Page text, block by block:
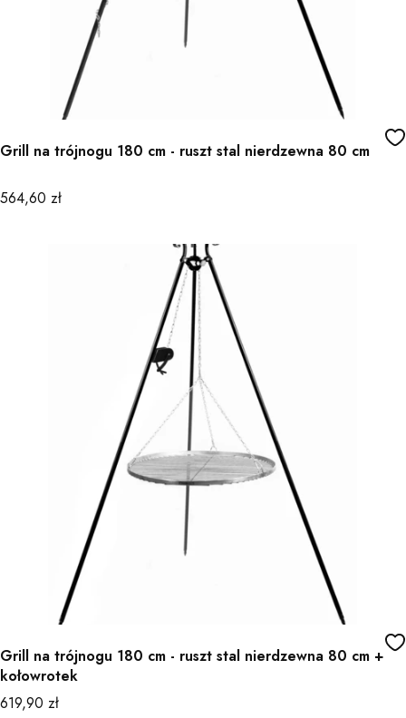
Grill na trójnogu 180 cm - ruszt stal nierdzewna 80 cm
Cena
564,60 zł
Grill na trójnogu 180 cm - ruszt stal nierdzewna 80 cm +
kołowrotek
Cena
619,90 zł